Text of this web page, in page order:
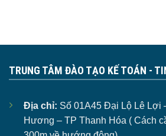
TRUNG TÂM ĐÀO TẠO KẾ TOÁN -
Địa chỉ: Số 01A45 Đại Lộ Lê Lợi
Hương – TP Thanh Hóa ( Cách